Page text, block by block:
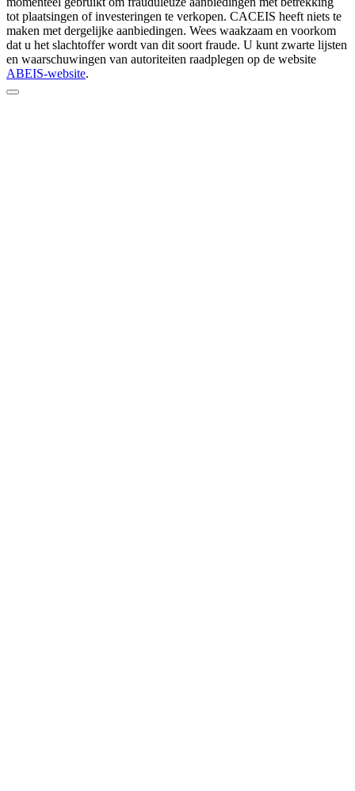
tot plaatsingen of investeringen te verkopen. CACEIS heeft niets te
maken met dergelijke aanbiedingen. Wees waakzaam en voorkom
dat u het slachtoffer wordt van dit soort fraude. U kunt zwarte lijsten
en waarschuwingen van autoriteiten raadplegen op de website
ABEIS-website.